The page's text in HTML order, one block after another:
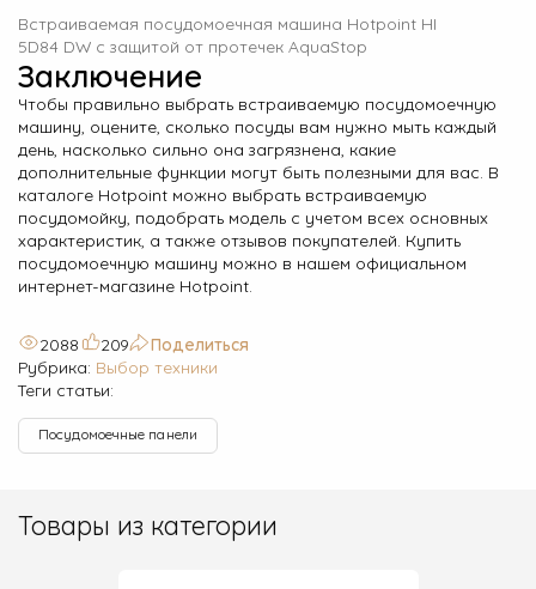
Встраиваемая посудомоечная машина Hotpoint HI
5D84 DW с защитой от протечек AquaStop
Заключение
Чтобы правильно выбрать встраиваемую посудомоечную
машину, оцените, сколько посуды вам нужно мыть каждый
день, насколько сильно она загрязнена, какие
дополнительные функции могут быть полезными для вас. В
каталоге Hotpoint можно выбрать встраиваемую
посудомойку, подобрать модель с учетом всех основных
характеристик, а также отзывов покупателей. Купить
посудомоечную машину можно в нашем официальном
интернет-магазине Hotpoint.
2088 209
Поделиться
Рубрика: Выбор техники
Теги статьи:
Посудомоечные панели
Товары из категории